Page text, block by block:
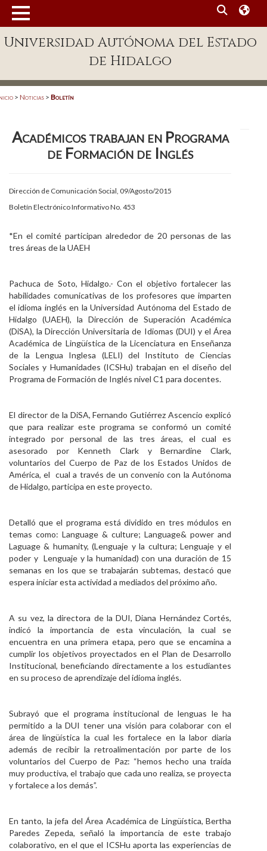
Enlaces
Patronato
Publicaciones en línea
Acreditación Internacional
Alumnado
Personal
Alumni
Visitantes
Universidad Autónoma del Estado
de Hidalgo
> Noticias > Boletín
Académicos trabajan en Programa
de Formación de Inglés
Dirección de Comunicación Social, 09/Agosto/2015
Boletín Electrónico Informativo No. 453
*En el comité participan alrededor de 20 personas de las
tres áreas de la UAEH
Pachuca de Soto, Hidalgo.- Con el objetivo fortalecer las
habilidades comunicativas de los profesores que imparten
el idioma inglés en la Universidad Autónoma del Estado de
Hidalgo (UAEH), la Dirección de Superación Académica
(DiSA), la Dirección Universitaria de Idiomas (DUI) y el Área
Académica de Lingüística de la Licenciatura en Enseñanza
de la Lengua Inglesa (LELI) del Instituto de Ciencias
Sociales y Humanidades (ICSHu) trabajan en el diseño del
Programa de Formación de Inglés nivel C1 para docentes.
El director de la DiSA, Fernando Gutiérrez Ascencio explicó
que para realizar este programa se conformó un comité
integrado por personal de las tres áreas, el cual es
asesorado por Kenneth Clark y Bernardine Clark,
voluntarios del Cuerpo de Paz de los Estados Unidos de
América, el cual a través de un convenio con la Autónoma
de Hidalgo, participa en este proyecto.
Detalló que el programa está dividido en tres módulos en
temas como: Language & culture; Language& power and
Laguage & humanity, (Lenguaje y la cultura; Lenguaje y el
poder y Lenguaje y la humanidad) con una duración de 15
semanas en los que se trabajarán subtemas, destacó que
espera iniciar esta actividad a mediados del próximo año.
A su vez, la directora de la DUI, Diana Hernández Cortés,
indicó la importancia de esta vinculación, la cual se
encuentra en una primera etapa, pero que se encamina a
cumplir los objetivos proyectados en el Plan de Desarrollo
Institucional, beneficiando directamente a los estudiantes
en su proceso de aprendizaje del idioma inglés.
Subrayó que el programa institucional de lenguas le ha
permitido a la DUI tener una visión para colaborar con el
área de lingüística la cual les fortalece en la labor diaria
además de recibir la retroalimentación por parte de los
voluntarios del Cuerpo de Paz: “hemos hecho una traída
muy productiva, el trabajo que cada uno realiza, se proyecta
y fortalece a los demás”.
En tanto, la jefa del Área Académica de Lingüística, Bertha
Paredes Zepeda, señaló la importancia de este trabajo
colaborativo, en el que el ICSHu aporta las experiencias de